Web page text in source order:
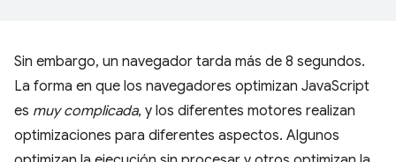
Sin embargo, un navegador tarda más de 8 segundos.
La forma en que los navegadores optimizan JavaScript
es muy complicada, y los diferentes motores realizan
optimizaciones para diferentes aspectos. Algunos